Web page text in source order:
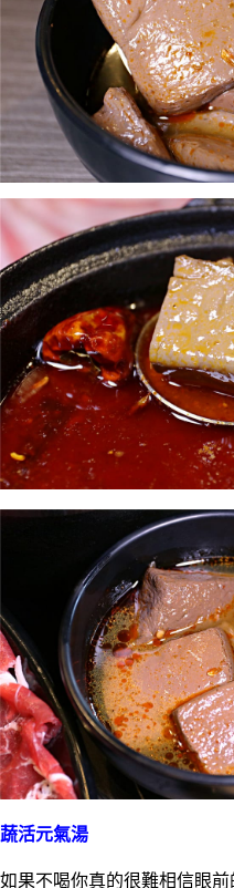
蔬活元氣湯
如果不喝你真的很難相信眼